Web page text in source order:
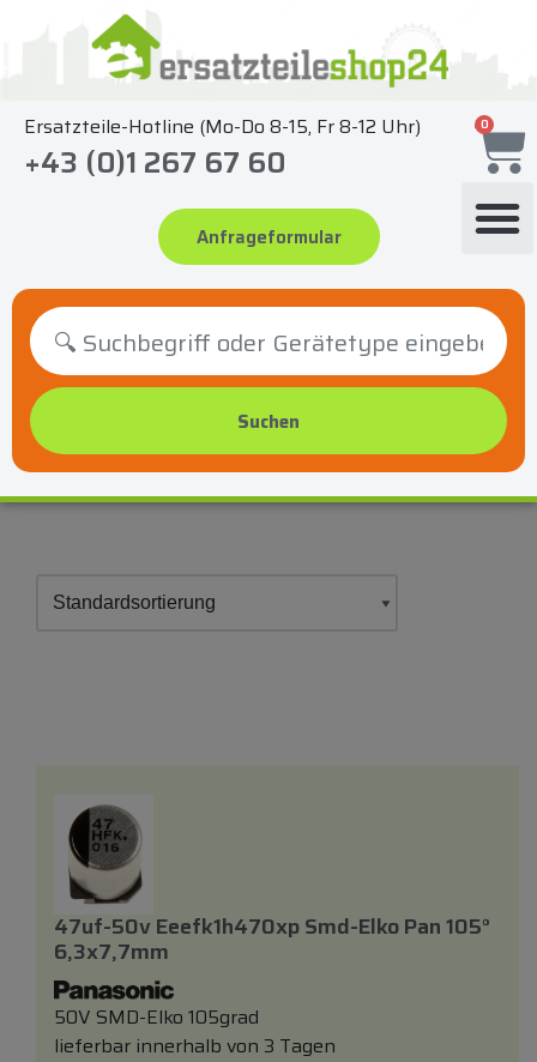
springen
Ersatzteile-Hotline (Mo-Do 8-15, Fr 8-12 Uhr)
+43 (0)1 267 67 60
Anfrageformular
0
47uf-50v Eeefk1h470xp Smd-Elko Pan 105°
6,3x7,7mm
50V SMD-Elko 105grad
lieferbar innerhalb von 3 Tagen